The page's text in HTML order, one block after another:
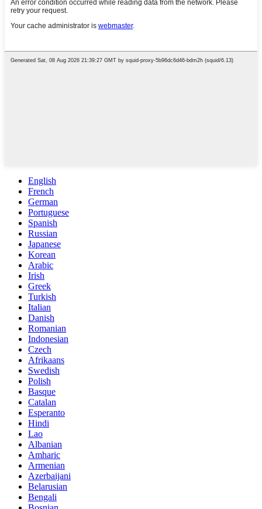
English
French
German
Portuguese
Spanish
Russian
Japanese
Korean
Arabic
Irish
Greek
Turkish
Italian
Danish
Romanian
Indonesian
Czech
Afrikaans
Swedish
Polish
Basque
Catalan
Esperanto
Hindi
Lao
Albanian
Amharic
Armenian
Azerbaijani
Belarusian
Bengali